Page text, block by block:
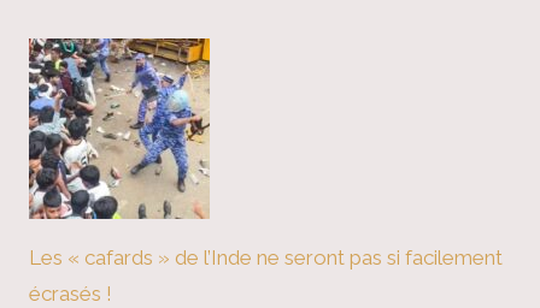
Les « cafards » de l’Inde ne seront pas si facilement
écrasés !